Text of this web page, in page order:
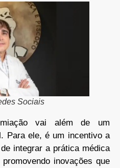
Sociais
vai além de um
Para ele, é um incentivo a
integrar a prática médica
inovações que